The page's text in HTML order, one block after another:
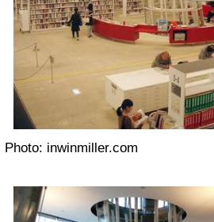
Photo: inwinmiller.com